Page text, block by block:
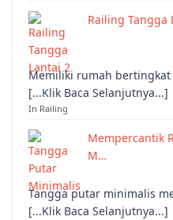
Railing Tangga
Memiliki rumah
[...Klik Baca Selanjutnya...]
In Railing
Mempercantik
M…
Tangga putar minimalis
[...Klik Baca Selanjutnya...]